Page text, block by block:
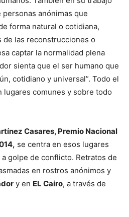
anónimas que
forma natural o cotidiana,
de las reconstrucciones o
captar la normalidad plena
sienta que el ser humano que
cotidiano y universal”. Todo el
lugares comunes y sobre todo
Casares, Premio Nacional
se centra en esos lugares
golpe de conflicto. Retratos de
en rostros anónimos y
y en EL Cairo, a través de